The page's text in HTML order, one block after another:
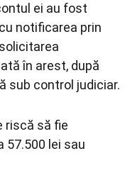
ei au fost
notificarea prin
în arest, după
sub control judiciar.
riscă să fie
57.500 lei sau